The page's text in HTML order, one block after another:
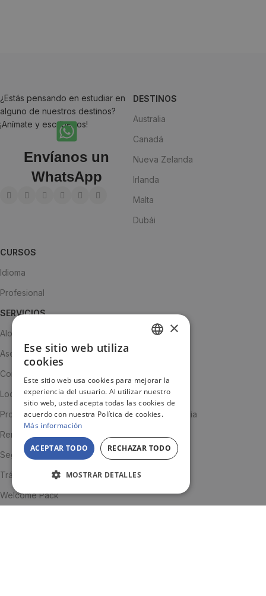
¿Estás pensando en estudiar en
alguno de nuestros destinos?
¡Anímate y escríbenos!
Envíanos un
WhatsApp
DESTINOS
Australia
Canadá
Nueva Zelanda
Irlanda
Malta
Dubái
CURSOS
Idioma
Profesional
SERVICIOS
Alojamiento
Asesoramiento personalizado
Comunidad de estudiantes
Local Advisor
Programa de acompañamiento laboral en Australia
Renovación visado
Seguro médico
Trámites y visados
Welcome Pack
JA
×
Ese sitio web utiliza
cookies
Este sitio web usa cookies para mejorar la
experiencia del usuario. Al utilizar nuestro
sitio web, usted acepta todas las cookies de
acuerdo con nuestra Política de cookies.
Más información
ACEPTAR TODO RECHAZAR TODO
MOSTRAR DETALLES